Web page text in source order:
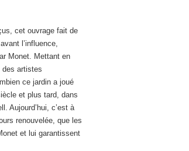
cet ouvrage fait de
l’influence,
Monet. Mettant en
artistes
ce jardin a joué
et plus tard, dans
Aujourd’hui, c’est à
renouvelée, que les
et lui garantissent